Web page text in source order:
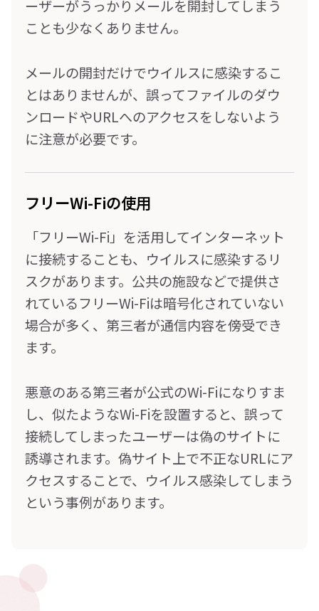
ーザーがうっかりメールを開封してしまう
ことも少なくありません。
メールの開封だけでウイルスに感染するこ
とはありませんが、誤ってファイルのダウ
ンロードやURLへのアクセスをしないよう
に注意が必要です。
フリーWi-Fiの使用
「フリーWi-Fi」を活用してインターネット
に接続することも、ウイルスに感染するリ
スクがあります。公共の施設などで提供さ
れているフリーWi-Fiは暗号化されていない
場合が多く、第三者が通信内容を傍受でき
ます。
悪意のある第三者が公式のWi-Fiになりすま
し、似たようなWi-Fiを設置すると、誤って
接続してしまったユーザーは偽のサイトに
誘導されます。偽サイト上で不正なURLにア
クセスすることで、ウイルス感染してしまう
という事例があります。